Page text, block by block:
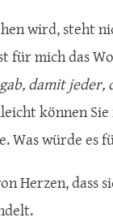
wird, steht
für mich das
damit
können
Was würde es
Herzen,